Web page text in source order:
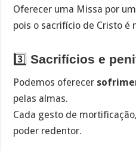
Oferecer uma Missa por
pois o sacrifício de Cristo é
3️⃣Sacrifícios e
Podemos oferecer
pelas almas.
Cada gesto de
poder redentor.